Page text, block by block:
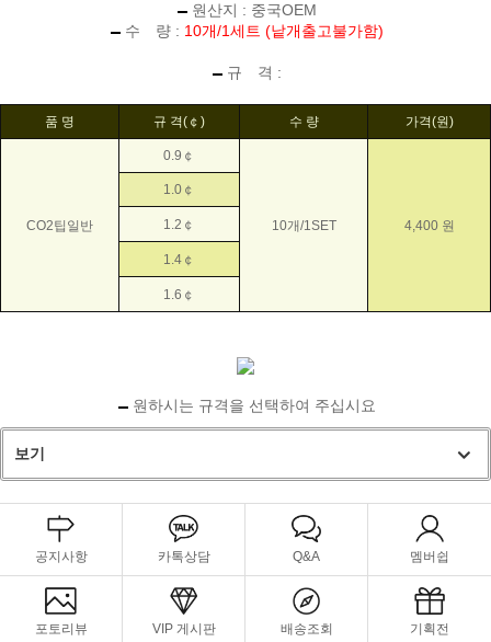
원산지 : 중국OEM
수 량 : 10개/1세트 (낱개출고불가함)
규 격 :
품 명 규 격(￠) 수 량 가격(원)
CO2팁일반
0.9￠
10개/1SET 4,400 원
1.0￠
1.2￠
1.4￠
1.6￠
원하시는 규격을 선택하여 주십시요
보기
공지사항 카톡상담 Q&A 멤버쉽
포토리뷰 VIP 게시판 배송조회 기획전